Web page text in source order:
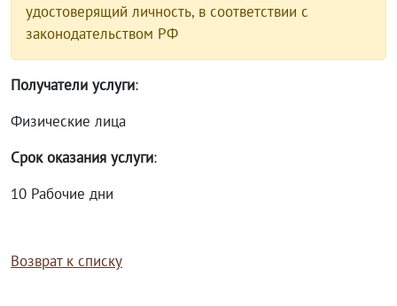
удостоверящий личность, в соответствии с
законодательством РФ
Получатели услуги:
Физические лица
Срок оказания услуги:
10 Рабочие дни
Возврат к списку